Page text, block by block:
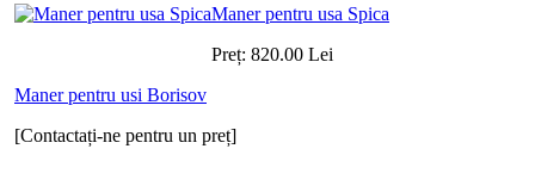
Maner pentru usa Spica
Preț: 820.00 Lei
Maner pentru usi Borisov
[Contactați-ne pentru un preț]